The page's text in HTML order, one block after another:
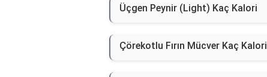
Üçgen Peynir (Light) Kaç Kalori
Çörekotlu Fırın Mücver Kaç Kalori